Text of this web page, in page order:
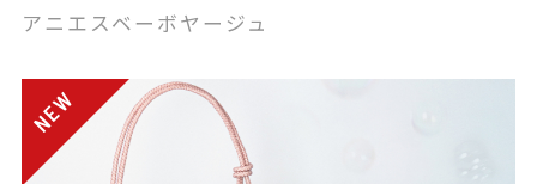
アニエスベーボヤージュ